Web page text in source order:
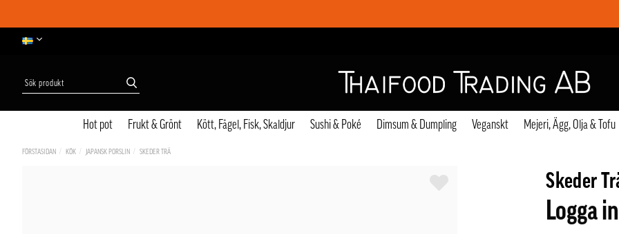
Hot pot Frukt & Grönt Kött, Fågel, Fisk, Skaldjur Sushi & Poké Dimsum & Dumpling Veganskt Mejeri, Ägg, Olja & Tofu
FÖRSTASIDAN KÖK JAPANSK PORSLIN SKEDER TRÄ
Skeder
Logga